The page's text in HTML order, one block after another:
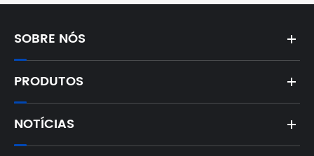
SOBRE NÓS
PRODUTOS
NOTÍCIAS